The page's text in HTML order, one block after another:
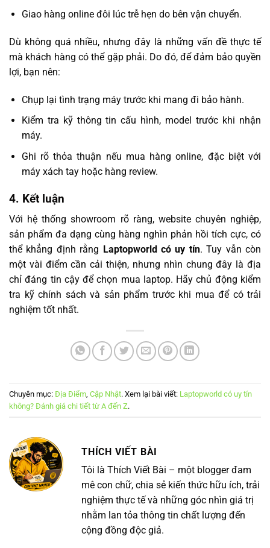
Giao hàng online đôi lúc trễ hẹn do bên vận chuyển.
Dù không quá nhiều, nhưng đây là những vấn đề thực tế
mà khách hàng có thể gặp phải. Do đó, để đảm bảo quyền
lợi, bạn nên:
Chụp lại tình trạng máy trước khi mang đi bảo hành.
Kiểm tra kỹ thông tin cấu hình, model trước khi nhận
máy.
Ghi rõ thỏa thuận nếu mua hàng online, đặc biệt với
máy xách tay hoặc hàng review.
4. Kết luận
Với hệ thống showroom rõ ràng, website chuyên nghiệp,
sản phẩm đa dạng cùng hàng nghìn phản hồi tích cực, có
thể khẳng định rằng Laptopworld có uy tín. Tuy vẫn còn
một vài điểm cần cải thiện, nhưng nhìn chung đây là địa
chỉ đáng tin cậy để chọn mua laptop. Hãy chủ động kiểm
tra kỹ chính sách và sản phẩm trước khi mua để có trải
nghiệm tốt nhất.
Chuyên mục: Địa Điểm Cập Nhật. Xem lại bài viết: Laptopworld có uy tín
không? Đánh giá chi tiết từ A đến Z.
THÍCH VIẾT BÀI
Tôi là Thích Viết Bài – một blogger đam
mê con chữ, chia sẻ kiến thức hữu ích, trải
nghiệm thực tế và những góc nhìn giá trị
nhằm lan tỏa thông tin chất lượng đến
cộng đồng độc giả.